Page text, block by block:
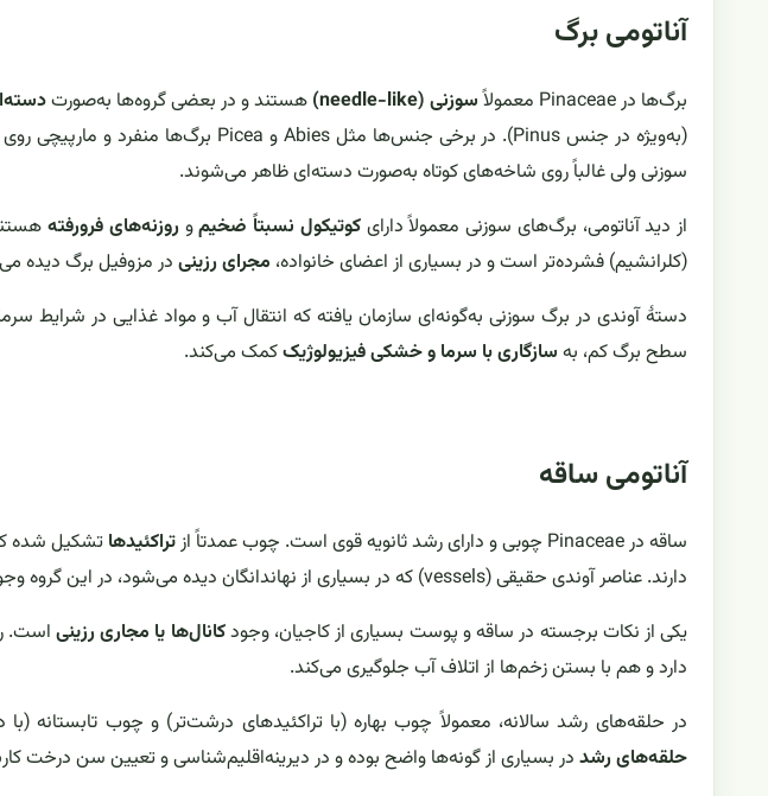
آناتومی برگ
برگ‌ها در Pinaceae معمولاً سوزنی (needle-like) هستند و در بعضی گروه‌ها به‌صورت
سوزنی ولی غالباً روی شاخه‌های کوتاه به‌صورت دسته‌ای ظاهر می‌شوند.
از دید آناتومی، برگ‌های سوزنی معمولاً دارایکوتیکول نسبتاً ضخیموروزنه‌های فرورفته
(کلرانشیم) فشرده‌تر است و در بسیاری از اعضای خانواده، مجرای رزینیدر مزوفیل برگ دیده
دستهٔ آوندی در برگ سوزنی به‌گونه‌ای سازمان یافته که انتقال آب و مواد غذایی در شرایط
سطح برگ کم، به سازگاری با سرما و خشکی فیزیولوژیککمک می‌کند.
آناتومی ساقه
ساقه در Pinaceae چوبی و دارای رشد ثانویه قوی است. چوب عمدتاً از تراکئیدها تشکیل شده
دارند. عناصر آوندی حقیقی (vessels) که در بسیاری از نهاندانگان دیده می‌شود، در این گروه وجود ندارند.
یکی از نکات برجسته در ساقه و پوست بسیاری از کاجیان، وجودکانال‌ها یا مجاری رزینیاست.
دارد و هم با بستن زخم‌ها از اتلاف آب جلوگیری می‌کند.
در حلقه‌های رشد سالانه، معمولاً چوب بهاره (با تراکئیدهای درشت‌تر) و چوب تابستانه
حلقه‌های رشددر بسیاری از گونه‌ها واضح بوده و در دیرینه‌اقلیم‌شناسی و تعیین سن درخت